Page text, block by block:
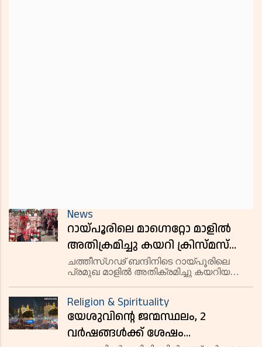
News
റായ്പൂരിലെ മാഗ്നെറ്റോ മാളിൽ
അതിക്രമിച്ചു കയറി ക്രിസ്മസ്
ഇൻസ്റ്റാളേഷനുകൾ തകർത്തു;
ജീവനക്കാരെയും സ്ത്രീകളെയും
ഭീഷണിപ്പെടുത്തി
ചത്തീസ്ഗഢ് ബന്ദിനിടെ റായ്പൂരിലെ
പ്രമുഖ മാളിൽ അതിക്രമിച്ചു കയറിയ
ആരോപണങ്ങളെത്തുടർന്നുണ്ടായ
തർക്കമാണ് സംഘർഷത്തിൽ കലാശിച്ചത്.
Religion & Spirituality
യേശുവിന്റെ ജന്മസ്ഥലം, 2
വർഷങ്ങൾക്ക് ശേഷം